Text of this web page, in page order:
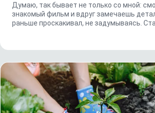
Думаю, так бывает не только со мной:
знакомый фильм и вдруг замечаешь
раньше проскакивал, не задумываясь.